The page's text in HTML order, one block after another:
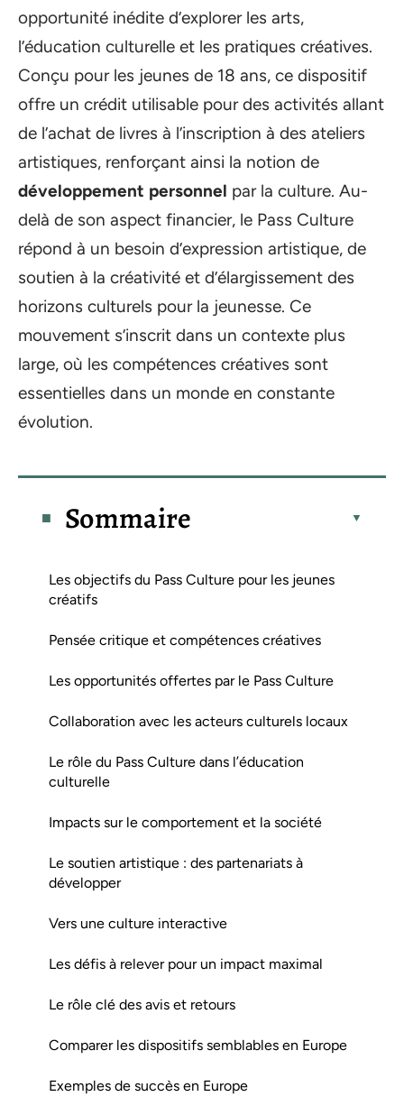
opportunité inédite d’explorer les arts,
l’éducation culturelle et les pratiques créatives.
Conçu pour les jeunes de 18 ans, ce dispositif
offre un crédit utilisable pour des activités allant
de l’achat de livres à l’inscription à des ateliers
artistiques, renforçant ainsi la notion de
développement personnel par la culture. Au-
delà de son aspect financier, le Pass Culture
répond à un besoin d’expression artistique, de
soutien à la créativité et d’élargissement des
horizons culturels pour la jeunesse. Ce
mouvement s’inscrit dans un contexte plus
large, où les compétences créatives sont
essentielles dans un monde en constante
évolution.
Sommaire
Les objectifs du Pass Culture pour les jeunes
créatifs
Pensée critique et compétences créatives
Les opportunités offertes par le Pass Culture
Collaboration avec les acteurs culturels locaux
Le rôle du Pass Culture dans l’éducation
culturelle
Impacts sur le comportement et la société
Le soutien artistique : des partenariats à
développer
Vers une culture interactive
Les défis à relever pour un impact maximal
Le rôle clé des avis et retours
Comparer les dispositifs semblables en Europe
Exemples de succès en Europe